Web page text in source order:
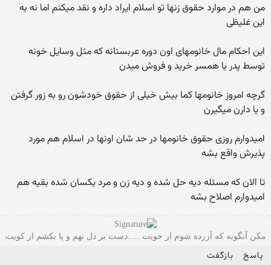
من هم در موارد حقوق زنها تو اسلام ایراد داره و نقد میکنم اما نه به
این غلیظی
این احکام مال خانومهای اون دوره عربستانه که مثل وسایل خونه
توسط پدر یا همسر خرید و فروش میدن
گرچه امروز خانومها کما بیش خیلی از حقوق خودشون رو به زور گرفتن
و یا دارن میگیرن
امیدوارم روزی حقوق خانومها در حد شان اونها در اسلام هم مورد
پذیرش واقع بشه
تا الان که مسئله دیه حل شده و دیه زن و مرد یکسان شده بقیه هم
امیدوارم اصلاح بشه
مکن آنگونه که آزرده شوم از خویت .....دست بر دل نهم و پا بکشم از کویت
پاسخ بازگفت